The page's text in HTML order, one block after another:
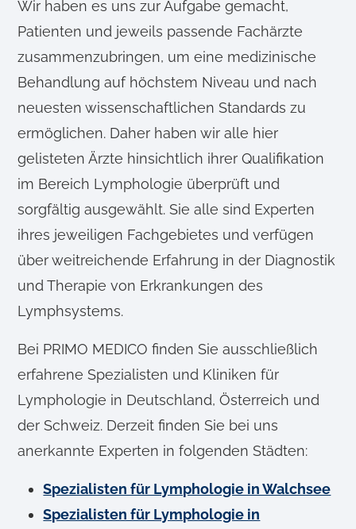
Wir haben es uns zur Aufgabe gemacht,
Patienten und jeweils passende Fachärzte
zusammenzubringen, um eine medizinische
Behandlung auf höchstem Niveau und nach
neuesten wissenschaftlichen Standards zu
ermöglichen. Daher haben wir alle hier
gelisteten Ärzte hinsichtlich ihrer Qualifikation
im Bereich Lymphologie überprüft und
sorgfältig ausgewählt. Sie alle sind Experten
ihres jeweiligen Fachgebietes und verfügen
über weitreichende Erfahrung in der Diagnostik
und Therapie von Erkrankungen des
Lymphsystems.
Bei PRIMO MEDICO finden Sie ausschließlich
erfahrene Spezialisten und Kliniken für
Lymphologie in Deutschland, Österreich und
der Schweiz. Derzeit finden Sie bei uns
anerkannte Experten in folgenden Städten:
Spezialisten für Lymphologie in Walchsee
Spezialisten für Lymphologie in